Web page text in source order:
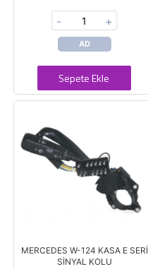
- +
AD
Sepete Ekle
MERCEDES W-124 KASA E SERİ
SİNYAL KOLU